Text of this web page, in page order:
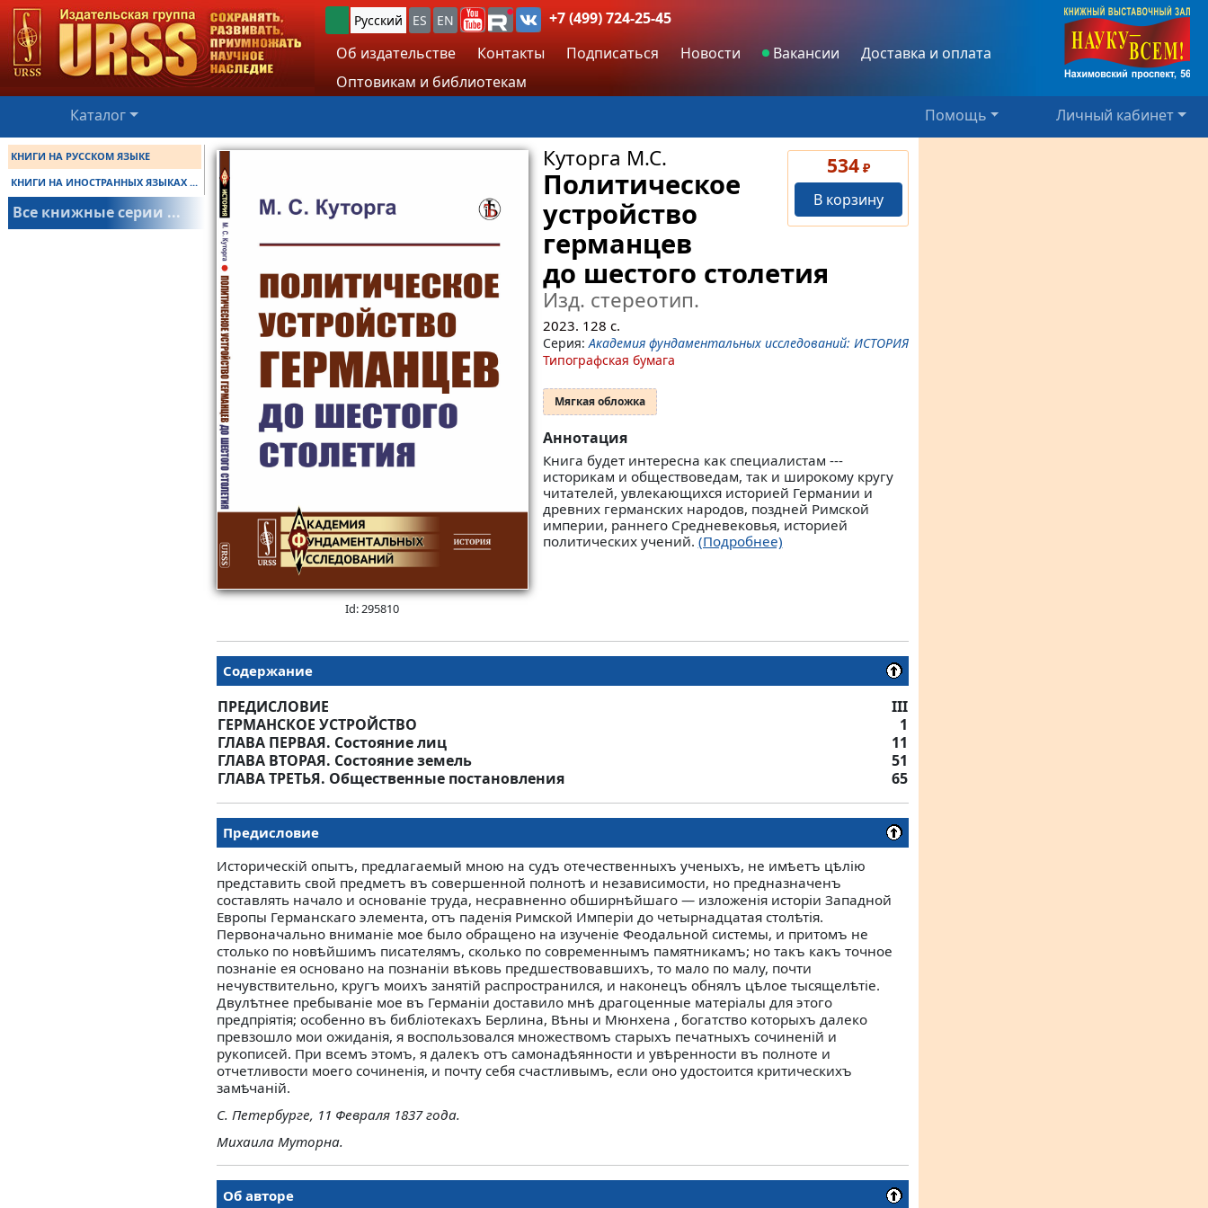
Русский ES EN
+7 (499) 724-25-45
Об издательстве
Контакты Подписаться Новости Вакансии
Доставка и оплата
Оптовикам и библиотекам
Каталог
Помощь Личный кабинет
КНИГИ НА РУССКОМ ЯЗЫКЕ
КНИГИ НА ИНОСТРАННЫХ ЯЗЫКАХ ...
Все книжные серии ...
Id: 295810
534₽
В корзину
Куторга М.С.
Политическое
устройство
германцев
до шестого столетия
Изд. стереотип.
2023. 128 с.
Серия:Академия фундаментальных исследований: ИСТОРИЯ
Типографская бумага
Мягкая обложка
Аннотация
Книга будет интересна как специалистам ---
историкам и обществоведам, так и широкому кругу
читателей, увлекающихся историей Германии и
древних германских народов, поздней Римской
империи, раннего Средневековья, историей
политических учений. (Подробнее)
Содержание
ПРЕДИСЛОВИЕ
III
ГЕРМАНСКОЕ УСТРОЙСТВО
1
ГЛАВА ПЕРВАЯ. Состояние лиц
11
ГЛАВА ВТОРАЯ. Состояние земель
51
ГЛАВА ТРЕТЬЯ. Общественные постановления
65
Предисловие
Историческій опытъ, предлагаемый мною на судъ отечественныхъ ученыхъ, не имѣетъ цѣлію
представить свой предметъ въ совершенной полнотѣ и независимости, но предназначенъ
составлять начало и основаніе труда, несравненно обширнѣйшаго — изложенія исторіи Западной
Европы Германскаго элемента, отъ паденія Римской Имперіи до четырнадцатая столѣтія.
Первоначально вниманіе мое было обращено на изученіе Феодальной системы, и притомъ не
столько по новѣйшимъ писателямъ, сколько по современнымъ памятникамъ; но такъ какъ точное
познаніе ея основано на познаніи вѣковь предшествовавшихъ, то мало по малу, почти
нечувствительно, кругъ моихъ занятій распространился, и наконецъ обнялъ цѣлое тысящелѣтіе.
Двулѣтнее пребываніе мое въ Германіи доставило мнѣ драгоценные матеріалы для этого
предпріятія; особенно въ библіотекахъ Берлина, Вѣны и Мюнхена , богатство которыхъ далеко
превзошло мои ожиданія, я воспользовался множествомъ старыхъ печатныхъ сочиненій и
рукописей. При всемъ этомъ, я далекъ отъ самонадѣянности и увѣренности въ полноте и
отчетливости моего сочиненія, и почту себя счастливымъ, если оно удостоится критическихъ
замѣчаній.
С. Петербурге, 11 Февраля 1837 года.
Михаила Муторна.
Об авторе